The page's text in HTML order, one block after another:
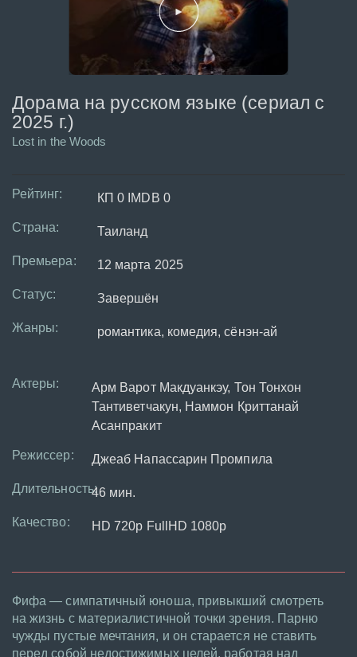
Дорама на русском языке (сериал с
2025 г.)
Lost in the Woods
Рейтинг: КП 0 IMDB 0
Страна: Таиланд
Премьера: 12 марта 2025
Статус: Завершён
Жанры: романтика, комедия, сёнэн-ай
Актеры:
Арм Варот Макдуанкэу, Тон Тонхон
Тантиветчакун, Наммон Криттанай
Асанпракит
Режиссер: Джеаб Напассарин Промпила
Длительность:46 мин.
Качество: HD 720p FullHD 1080p
Фифа — симпатичный юноша, привыкший смотреть
на жизнь с материалистичной точки зрения. Парню
чужды пустые мечтания, и он старается не ставить
перед собой недостижимых целей, работая над